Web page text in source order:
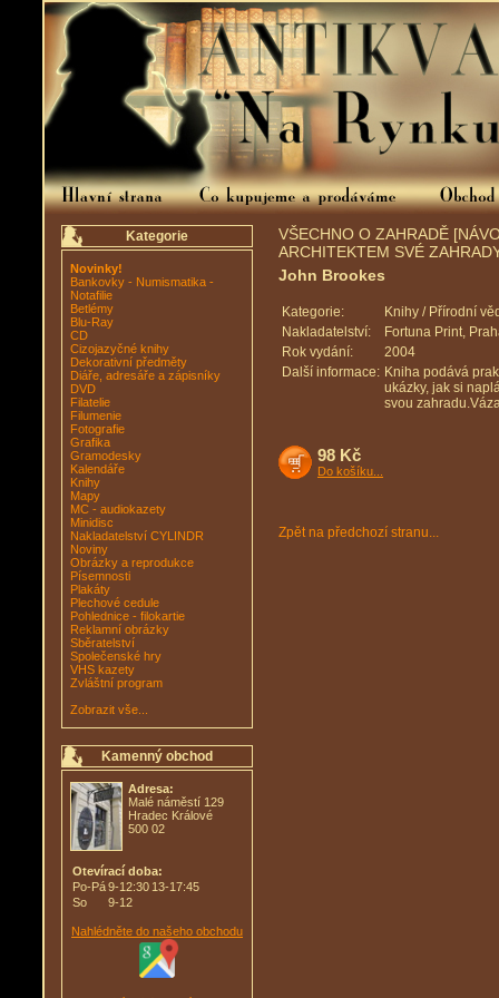
Kategorie
Novinky!
Bankovky - Numismatika -
Notafilie
Betlémy
Blu-Ray
CD
Cizojazyčné knihy
Dekorativní předměty
Diáře, adresáře a zápisníky
DVD
Filatelie
Filumenie
Fotografie
Grafika
Gramodesky
Kalendáře
Knihy
Mapy
MC - audiokazety
Minidisc
Nakladatelství CYLINDR
Noviny
Obrázky a reprodukce
Písemnosti
Plakáty
Plechové cedule
Pohlednice - filokartie
Reklamní obrázky
Sběratelství
Společenské hry
VHS kazety
Zvláštní program
Zobrazit vše...
Kamenný obchod
Adresa:
Malé náměstí 129
Hradec Králové
500 02
Otevírací doba:
Po-Pá9-12:30 13-17:45
So
9-12
Nahlédněte do našeho obchodu
VŠECHNO O ZAHRADĚ
ARCHITEKTEM SVÉ
John Brookes
Kategorie:
Knihy / Přírodní
Nakladatelství:
Fortuna Print,
Rok vydání:
2004
Další informace: Kniha podává
ukázky, jak si
svou
98 Kč
Do košíku...
Zpět na předchozí stranu...